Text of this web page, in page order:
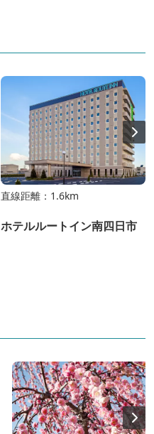
直線距離：1.6km
ホテルルートイン南四日市